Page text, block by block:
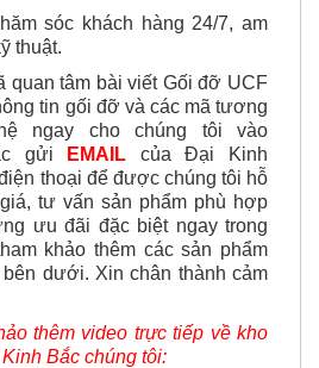
thuật.
quan tâm bài viết Gối đỡ UCF
tin gối đỡ và các mã tương
ngay cho chúng tôi vào
gửiEMAIL
của Đại Kinh
thoại để được chúng tôi hỗ
tư vấn sản phẩm phù hợp
ưu đãi đặc biệt ngay trong
khảo thêm các sản phẩm
dưới. Xin chân thành cảm
thêm video trực tiếp về kho
Bắc chúng tôi: